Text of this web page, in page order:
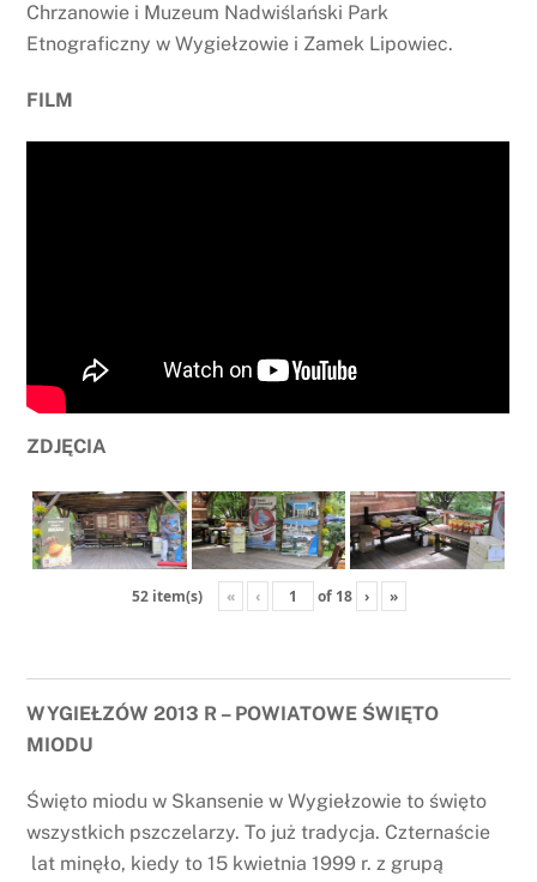
Chrzanowie i Muzeum Nadwiślański Park
Etnograficzny w Wygiełzowie i Zamek Lipowiec.
FILM
ZDJĘCIA
52 item(s) « ‹ of 18 › »
WYGIEŁZÓW 2013 R – POWIATOWE ŚWIĘTO
MIODU
Święto miodu w Skansenie w Wygiełzowie to święto
wszystkich pszczelarzy. To już tradycja. Czternaście
lat minęło, kiedy to 15 kwietnia 1999 r. z grupą